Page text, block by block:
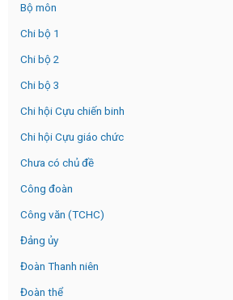
Bộ môn
Chi bộ 1
Chi bộ 2
Chi bộ 3
Chi hội Cựu chiến binh
Chi hội Cựu giáo chức
Chưa có chủ đề
Công đoàn
Công văn (TCHC)
Đảng ủy
Đoàn Thanh niên
Đoàn thể